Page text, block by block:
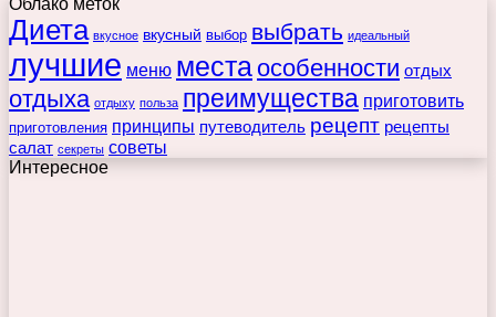
Облако меток
Диета вкусное вкусный выбор выбрать идеальный
лучшие меню места особенности отдых
отдыха отдыху польза преимущества приготовить
приготовления принципы путеводитель рецепт рецепты
салат секреты советы
Интересное